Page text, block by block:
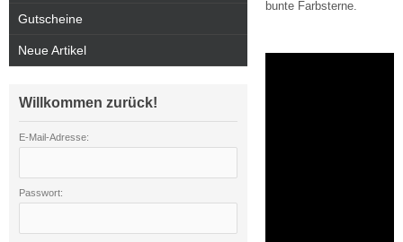
bunte Farbsterne.
Gutscheine
Neue Artikel
Willkommen zurück!
E-Mail-Adresse:
Passwort: